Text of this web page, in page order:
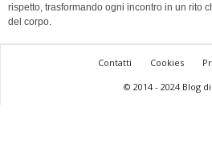
rispetto, trasformando ogni incontro in un rito
del corpo.
Contatti Cookies
© 2014 - 2024 Blog